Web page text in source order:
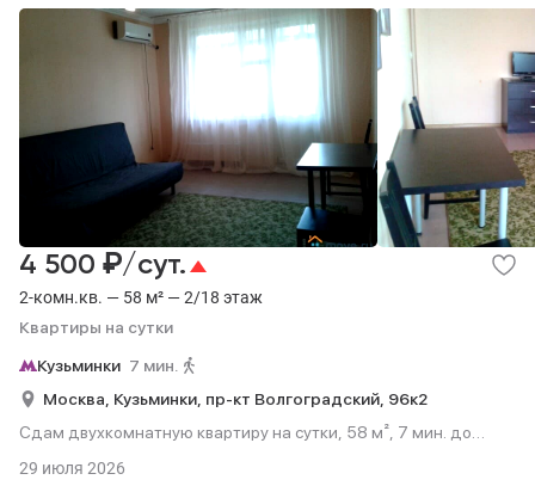
2-комн.кв. — 58 м² — 2/18 этаж
Квартиры на сутки
4 500 ₽/сут.
Кузьминки 7 мин.
Москва, Кузьминки, пр-кт Волгоградский, 96к2
Сдам двухкомнатную квартиру на сутки, 58 м², 7 мин. до
29 июля 2026